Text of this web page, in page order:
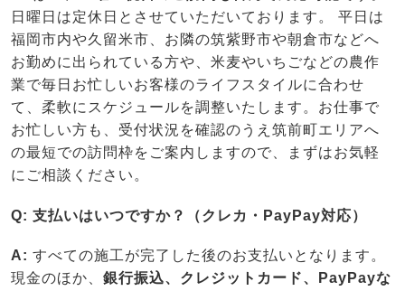
日曜日は定休日とさせていただいております。 平日は
福岡市内や久留米市、お隣の筑紫野市や朝倉市などへ
お勤めに出られている方や、米麦やいちごなどの農作
業で毎日お忙しいお客様のライフスタイルに合わせ
て、柔軟にスケジュールを調整いたします。お仕事で
お忙しい方も、受付状況を確認のうえ筑前町エリアへ
の最短での訪問枠をご案内しますので、まずはお気軽
にご相談ください。
Q: 支払いはいつですか？（クレカ・PayPay対応）
A: すべての施工が完了した後のお支払いとなります。
現金のほか、 銀行振込、クレジットカード、PayPayな